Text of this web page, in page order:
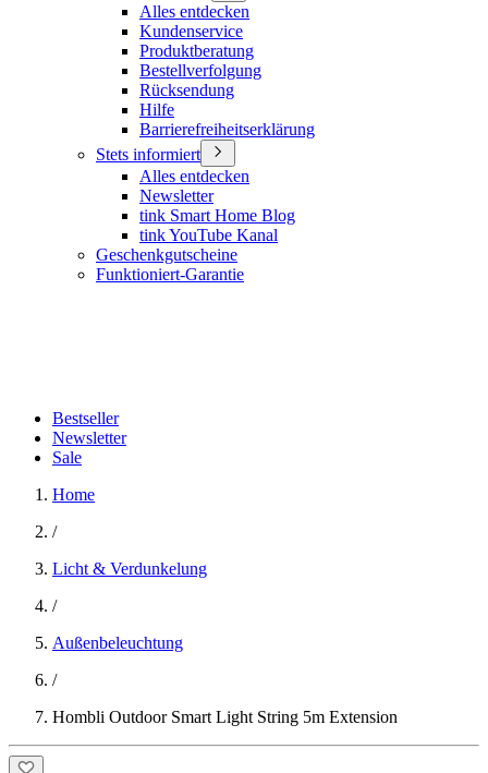
Alles entdecken
Kundenservice
Produktberatung
Bestellverfolgung
Rücksendung
Hilfe
Barrierefreiheitserklärung
Stets informiert
Alles entdecken
Newsletter
tink Smart Home Blog
tink YouTube Kanal
Geschenkgutscheine
Funktioniert-Garantie
Bestseller
Newsletter
Sale
Home
/
Licht & Verdunkelung
/
Außenbeleuchtung
/
Hombli Outdoor Smart Light String 5m Extension